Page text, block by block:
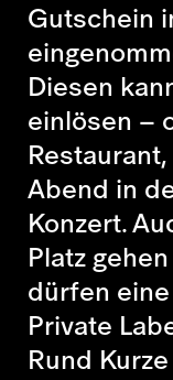
Gutschein
Diesen
einlösen –
Abend in
Konzert.
Platz
dürfen
Private
Rund